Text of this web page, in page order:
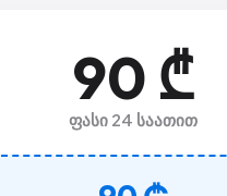
90 ₾
ფასი 24 საათით